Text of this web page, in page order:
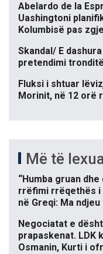
Abelardo de la
Uashingtoni
Kolumbisë pas
Skandal/ E
pretendimi
Fluksi i shtuar
Morinit, në 12 orë
Më të
“Humba gruan
rrëfimi rrëqethës i
në Greqi: Ma
Negociatat e
prapaskenat. LDK
Osmanin, Kurti i